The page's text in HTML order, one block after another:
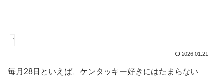
ファストフード
2026.01.21
毎月28日といえば、ケンタッキー好きにはたまらない